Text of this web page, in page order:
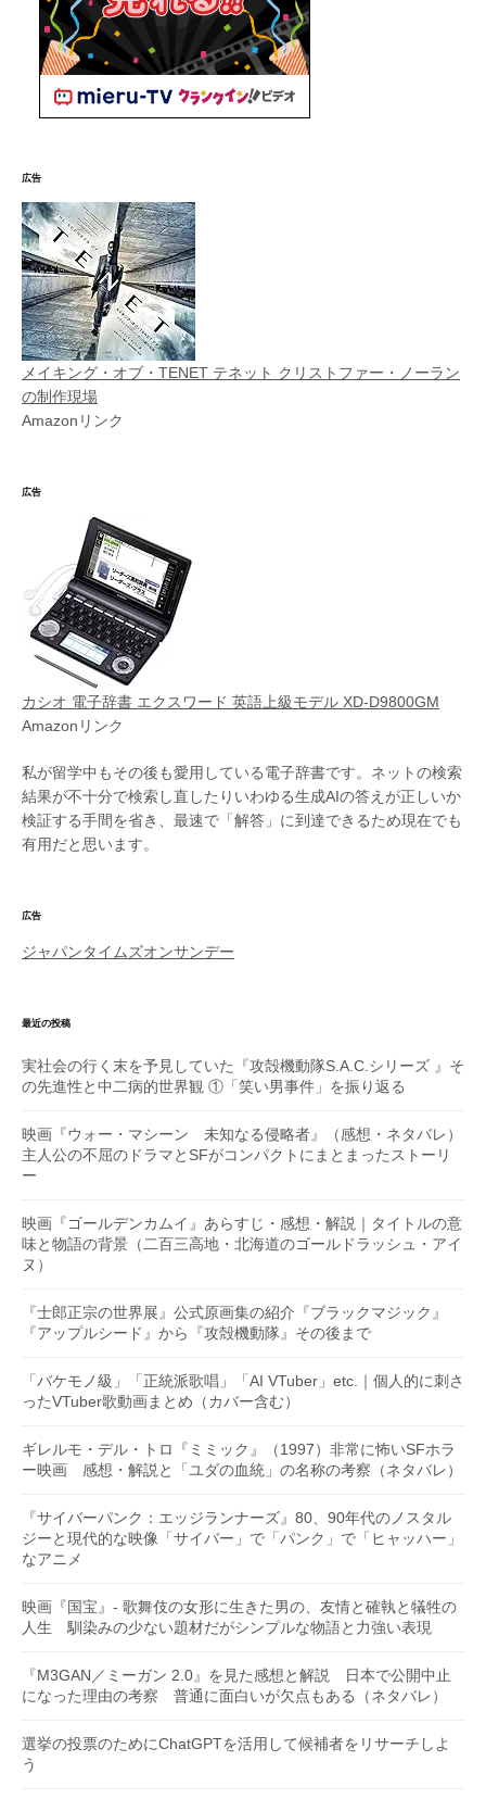
広告
メイキング・オブ・TENET テネット クリストファー・ノーラン
の制作現場
Amazonリンク
広告
カシオ 電子辞書 エクスワード 英語上級モデル XD-D9800GM
Amazonリンク
私が留学中もその後も愛用している電子辞書です。ネットの検索
結果が不十分で検索し直したりいわゆる生成AIの答えが正しいか
検証する手間を省き、最速で「解答」に到達できるため現在でも
有用だと思います。
広告
ジャパンタイムズオンサンデー
最近の投稿
実社会の行く末を予見していた『攻殻機動隊S.A.C.シリーズ 』そ
の先進性と中二病的世界観 ①「笑い男事件」を振り返る
映画『ウォー・マシーン 未知なる侵略者』（感想・ネタバレ）
主人公の不屈のドラマとSFがコンパクトにまとまったストーリ
ー
映画『ゴールデンカムイ』あらすじ・感想・解説｜タイトルの意
味と物語の背景（二百三高地・北海道のゴールドラッシュ・アイ
ヌ）
『士郎正宗の世界展』公式原画集の紹介『ブラックマジック』
『アップルシード』から『攻殻機動隊』その後まで
「バケモノ級」「正統派歌唱」「AI VTuber」etc.｜個人的に刺さ
ったVTuber歌動画まとめ（カバー含む）
ギレルモ・デル・トロ『ミミック』（1997）非常に怖いSFホラ
ー映画 感想・解説と「ユダの血統」の名称の考察（ネタバレ）
『サイバーパンク：エッジランナーズ』80、90年代のノスタル
ジーと現代的な映像「サイバー」で「パンク」で「ヒャッハー」
なアニメ
映画『国宝』- 歌舞伎の女形に生きた男の、友情と確執と犠牲の
人生 馴染みの少ない題材だがシンプルな物語と力強い表現
『M3GAN／ミーガン 2.0』を見た感想と解説 日本で公開中止
になった理由の考察 普通に面白いが欠点もある（ネタバレ）
選挙の投票のためにChatGPTを活用して候補者をリサーチしよ
う